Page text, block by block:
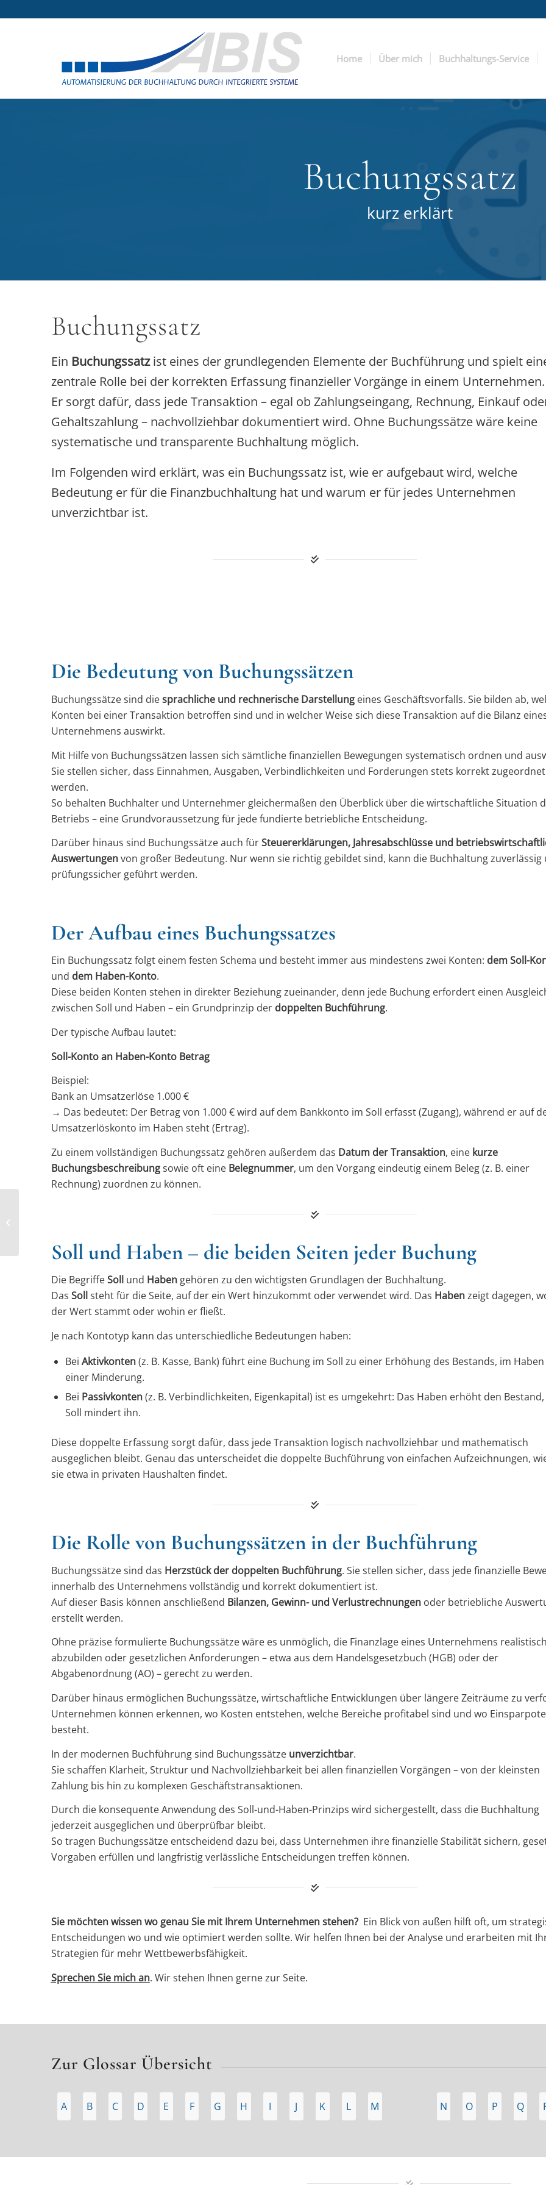
Home Über mich Buchhaltungs-Service
Buchungssatz
kurz erklärt
Buchungssatz
Ein Buchungssatzist eines der grundlegenden Elemente der Buchführung und spielt
zentrale Rolle bei der korrekten Erfassung finanzieller Vorgänge in einem Unternehmen.
Er sorgt dafür, dass jede Transaktion – egal ob Zahlungseingang, Rechnung, Einkauf
Gehaltszahlung – nachvollziehbar dokumentiert wird. Ohne Buchungssätze wäre keine
systematische und transparente Buchhaltung möglich.
Im Folgenden wird erklärt, was ein Buchungssatz ist, wie er aufgebaut wird, welche
Bedeutung er für die Finanzbuchhaltung hat und warum er für jedes Unternehmen
unverzichtbar ist.
Die Bedeutung von Buchungssätzen
Buchungssätze sind diesprachliche und rechnerische Darstellungeines Geschäftsvorfalls. Sie bilden ab,
Konten bei einer Transaktion betroffen sind und in welcher Weise sich diese Transaktion auf die Bilanz
Unternehmens auswirkt.
Mit Hilfe von Buchungssätzen lassen sich sämtliche finanziellen Bewegungen systematisch ordnen und
Sie stellen sicher, dass Einnahmen, Ausgaben, Verbindlichkeiten und Forderungen stets korrekt zugeordnet
werden.
So behalten Buchhalter und Unternehmer gleichermaßen den Überblick über die wirtschaftliche Situation
Betriebs – eine Grundvoraussetzung für jede fundierte betriebliche Entscheidung.
Darüber hinaus sind Buchungssätze auch fürSteuererklärungen, Jahresabschlüsse und
Auswertungenvon großer Bedeutung. Nur wenn sie richtig gebildet sind, kann die Buchhaltung zuverlässig
prüfungssicher geführt werden.
Der Aufbau eines Buchungssatzes
Ein Buchungssatz folgt einem festen Schema und besteht immer aus mindestens zwei Konten: dem Soll-
und dem Haben-Konto.
Diese beiden Konten stehen in direkter Beziehung zueinander, denn jede Buchung erfordert einen
zwischen Soll und Haben – ein Grundprinzip der doppelten Buchführung.
Der typische Aufbau lautet:
Soll-Konto an Haben-Konto Betrag
Beispiel:
Bank an Umsatzerlöse 1.000 €
→ Das bedeutet: Der Betrag von 1.000 € wird auf dem Bankkonto im Soll erfasst (Zugang), während er auf
Umsatzerlöskonto im Haben steht (Ertrag).
Zu einem vollständigen Buchungssatz gehören außerdem das Datum der Transaktion, eine kurze
Buchungsbeschreibungsowie oft eine Belegnummer, um den Vorgang eindeutig einem Beleg (z. B. einer
Rechnung) zuordnen zu können.
Soll und Haben – die beiden Seiten jeder Buchung
Die BegriffeSoll und Habengehören zu den wichtigsten Grundlagen der Buchhaltung.
Das Soll steht für die Seite, auf der ein Wert hinzukommtoderverwendet wird. Das Habenzeigt dagegen,
der Wert stammt oder wohin er fließt.
Je nach Kontotyp kann das unterschiedliche Bedeutungen haben:
Bei Aktivkonten(z. B. Kasse, Bank) führt eine Buchung im Soll zu einer Erhöhung des Bestands, im Haben
einer Minderung.
Bei Passivkonten(z. B. Verbindlichkeiten, Eigenkapital) ist es umgekehrt: Das Haben erhöht den Bestand,
Soll mindert ihn.
Diese doppelte Erfassung sorgt dafür, dass jede Transaktion logisch nachvollziehbar und mathematisch
ausgeglichen bleibt. Genau das unterscheidet die doppelte Buchführung von einfachen Aufzeichnungen,
sie etwa in privaten Haushalten findet.
Die Rolle von Buchungssätzen in der Buchführung
Buchungssätze sind das Herzstück der doppelten Buchführung. Sie stellen sicher, dass jede finanzielle
innerhalb des Unternehmens vollständig und korrekt dokumentiert ist.
Auf dieser Basis können anschließend Bilanzen, Gewinn- und Verlustrechnungenoder betriebliche
erstellt werden.
Ohne präzise formulierte Buchungssätze wäre es unmöglich, die Finanzlage eines Unternehmens realistisch
abzubilden oder gesetzlichen Anforderungen – etwa aus dem Handelsgesetzbuch (HGB) oder der
Abgabenordnung (AO) – gerecht zu werden.
Darüber hinaus ermöglichen Buchungssätze, wirtschaftliche Entwicklungen über längere Zeiträume zu
Unternehmen können erkennen, wo Kosten entstehen, welche Bereiche profitabel sind und wo
besteht.
In der modernen Buchführung sind Buchungssätze unverzichtbar.
Sie schaffen Klarheit, Struktur und Nachvollziehbarkeit bei allen finanziellen Vorgängen – von der kleinsten
Zahlung bis hin zu komplexen Geschäftstransaktionen.
Durch die konsequente Anwendung des Soll-und-Haben-Prinzips wird sichergestellt, dass die Buchhaltung
jederzeit ausgeglichen und überprüfbar bleibt.
So tragen Buchungssätze entscheidend dazu bei, dass Unternehmen ihre finanzielle Stabilität sichern,
Vorgaben erfüllen und langfristig verlässliche Entscheidungen treffen können.
Sie möchten wissen wo genau Sie mit Ihrem Unternehmen stehen? Ein Blick von außen hilft oft, um
Entscheidungen wo und wie optimiert werden sollte. Wir helfen Ihnen bei der Analyse und erarbeiten mit
Strategien für mehr Wettbewerbsfähigkeit.
Sprechen Sie mich an. Wir stehen Ihnen gerne zur Seite.
Zur Glossar Übersicht
A B C D E F G H I J K L M N O P Q